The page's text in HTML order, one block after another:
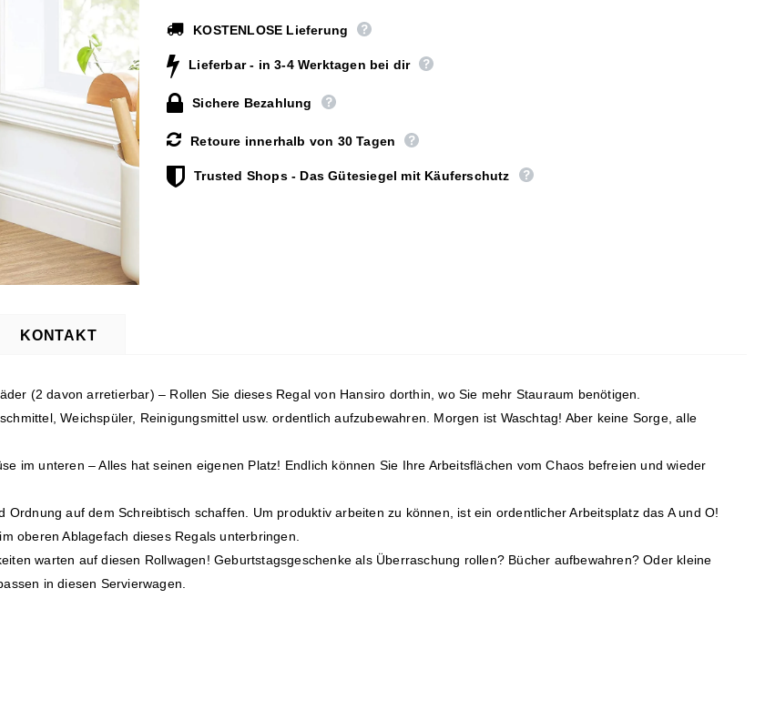
KOSTENLOSE Lieferung
Lieferbar - in 3-4 Werktagen bei dir
Sichere Bezahlung
Retoure innerhalb von 30 Tagen
Trusted Shops - Das Gütesiegel mit Käuferschutz
KONTAKT
(2 davon arretierbar) – Rollen Sie dieses Regal von Hansiro dorthin, wo Sie mehr Stauraum benötigen.
Weichspüler, Reinigungsmittel usw. ordentlich aufzubewahren. Morgen ist Waschtag! Aber keine Sorge, alle
im unteren – Alles hat seinen eigenen Platz! Endlich können Sie Ihre Arbeitsflächen vom Chaos befreien und wieder
auf dem Schreibtisch schaffen. Um produktiv arbeiten zu können, ist ein ordentlicher Arbeitsplatz das A und O!
oberen Ablagefach dieses Regals unterbringen.
warten auf diesen Rollwagen! Geburtstagsgeschenke als Überraschung rollen? Bücher aufbewahren? Oder kleine
in diesen Servierwagen.